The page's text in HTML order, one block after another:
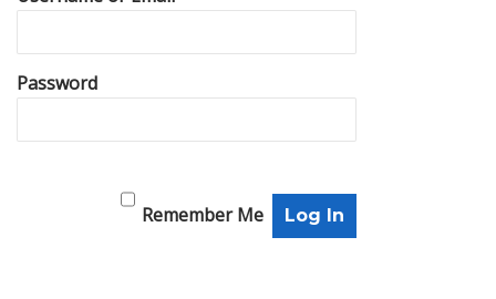
Password
Remember Me